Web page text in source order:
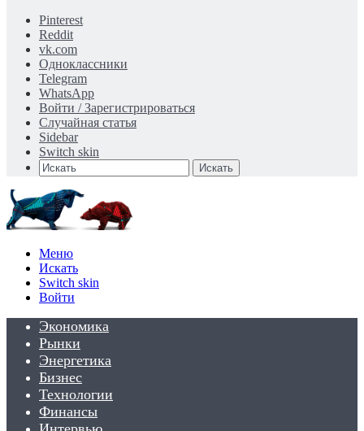
Pinterest
Reddit
vk.com
Одноклассники
Telegram
WhatsApp
Войти / Зарегистрироваться
Случайная статья
Sidebar
Switch skin
Искать
Меню
Искать
Switch skin
Войти
Экономика
Рынки
Энергетика
Бизнес
Технологии
Финансы